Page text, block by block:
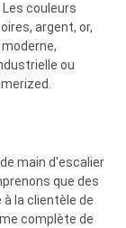
couleurs
argent, or,
ou
main d'escalier
que des
la clientèle de
complète de